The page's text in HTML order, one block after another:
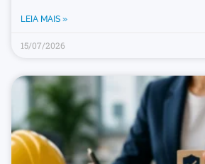
LEIA MAIS »
15/07/2026